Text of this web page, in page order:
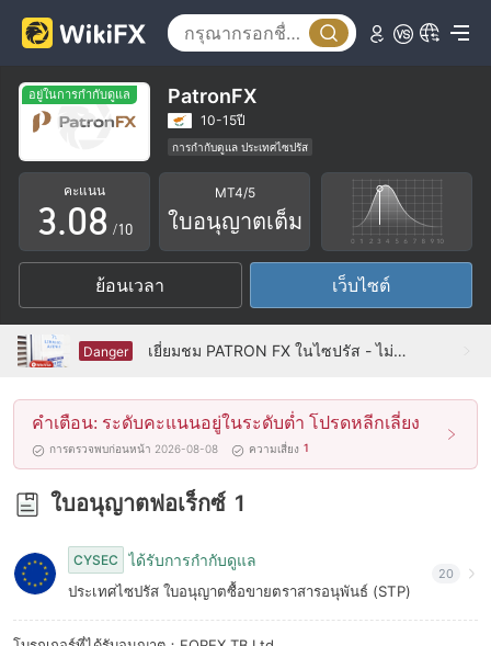
อยู่ในการกำกับดูแล PatronFX
10-15ปี
การกำกับดูแล ประเทศไซปรัส
ใบอนุญาตซื้อขายตราสารอนุพันธ์ (STP)
ใบอนุญาต MT4 แบบเต็ม
ระวังความเสี่ยงอันตรายที่อาจจะซ่อนอยู่
คะแนน
0
1
2
3
4
5
6
7
8
9
.0
1
2
3
4
5
6
8
9
4
5
6
7
8
9
/10
MT4/5
ใบอนุญาตเต็ม
ย้อนเวลา เว็บไซต์
Danger เยี่ยมชม PATRON FX ในไซปรัส - ไม่พบสำนักงาน
คำเตือน: ระดับคะแนนอยู่ในระดับต่ำ โปรดหลีกเลี่ยง
การตรวจพบก่อนหน้า 2026-08-08 ความเสี่ยง 1
ใบอนุญาตฟอเร็กซ์ 1
CYSEC ได้รับการกำกับดูแล
ประเทศไซปรัส ใบอนุญาตซื้อขายตราสารอนุพันธ์ (STP)
20